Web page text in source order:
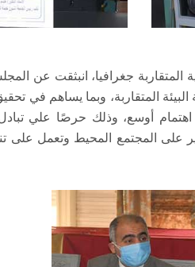
جغرافيا، انبثقت عن
المتقاربة، وبما يساهم في
أوسع، وذلك حرصًا علي
على المجتمع المحيط وتعمل على